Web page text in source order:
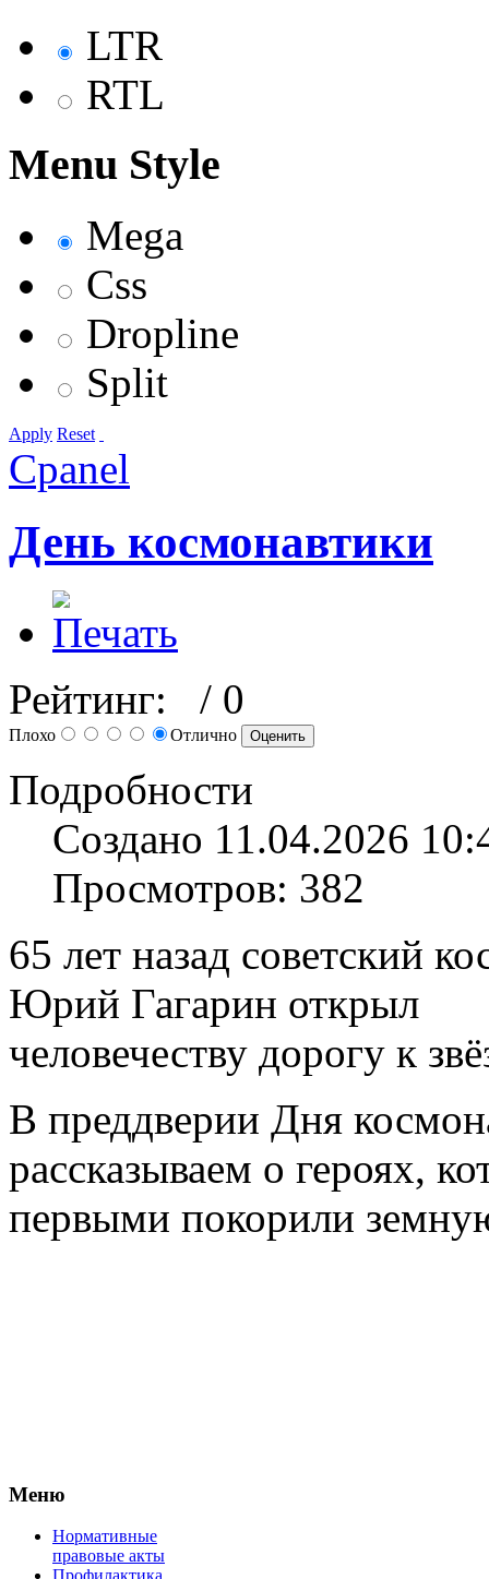
LTR
RTL
Menu Style
Mega
Css
Dropline
Split
Apply Reset
Cpanel
День космонавтики
Рейтинг: / 0
Плохо Отлично
Подробности
Создано 11.04.2026
Просмотров: 382
65 лет назад советский
Юрий Гагарин открыл
человечеству дорогу к
В преддверии Дня
рассказываем о героях,
первыми покорили
Меню
Нормативные
правовые акты